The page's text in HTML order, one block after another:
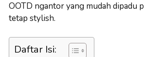
OOTD ngantor yang mudah dipadu
tetap stylish.
Daftar Isi: